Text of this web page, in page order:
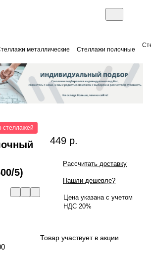
металлические Стеллажи полочные
стеллажей
5)
449 р.
Рассчитать доставку
Нашли дешевле?
Цена указана с учетом
НДС 20%
Товар участвует в акции